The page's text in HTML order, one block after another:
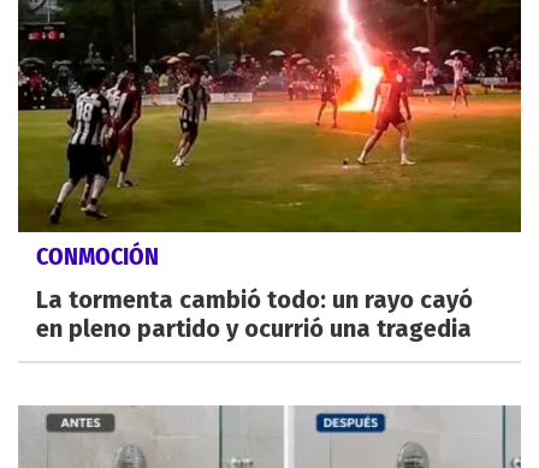
CONMOCIÓN
La tormenta cambió todo: un rayo cayó
en pleno partido y ocurrió una tragedia